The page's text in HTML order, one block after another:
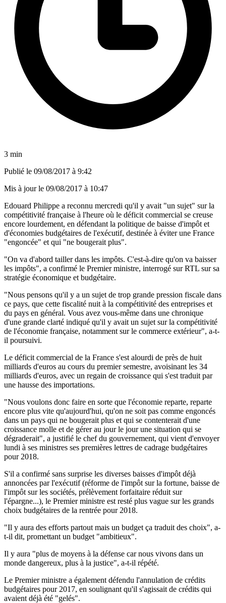
3 min
Publié le 09/08/2017 à 9:42
Mis à jour le 09/08/2017 à 10:47
Edouard Philippe a reconnu mercredi qu'il y avait "un sujet" sur la
compétitivité française à l'heure où le déficit commercial se creuse
encore lourdement, en défendant la politique de baisse d'impôt et
d'économies budgétaires de l'exécutif, destinée à éviter une France
"engoncée" et qui "ne bougerait plus".
"On va d'abord tailler dans les impôts. C'est-à-dire qu'on va baisser
les impôts", a confirmé le Premier ministre, interrogé sur RTL sur sa
stratégie économique et budgétaire.
"Nous pensons qu'il y a un sujet de trop grande pression fiscale dans
ce pays, que cette fiscalité nuit à la compétitivité des entreprises et
du pays en général. Vous avez vous-même dans une chronique
d'une grande clarté indiqué qu'il y avait un sujet sur la compétitivité
de l'économie française, notamment sur le commerce extérieur", a-t-
il poursuivi.
Le déficit commercial de la France s'est alourdi de près de huit
milliards d'euros au cours du premier semestre, avoisinant les 34
milliards d'euros, avec un regain de croissance qui s'est traduit par
une hausse des importations.
"Nous voulons donc faire en sorte que l'économie reparte, reparte
encore plus vite qu'aujourd'hui, qu'on ne soit pas comme engoncés
dans un pays qui ne bougerait plus et qui se contenterait d'une
croissance molle et de gérer au jour le jour une situation qui se
dégraderait", a justifié le chef du gouvernement, qui vient d'envoyer
lundi à ses ministres ses premières lettres de cadrage budgétaires
pour 2018.
S'il a confirmé sans surprise les diverses baisses d'impôt déjà
annoncées par l'exécutif (réforme de l'impôt sur la fortune, baisse de
l'impôt sur les sociétés, prélèvement forfaitaire réduit sur
l'épargne...), le Premier ministre est resté plus vague sur les grands
choix budgétaires de la rentrée pour 2018.
"Il y aura des efforts partout mais un budget ça traduit des choix", a-
t-il dit, promettant un budget "ambitieux".
Il y aura "plus de moyens à la défense car nous vivons dans un
monde dangereux, plus à la justice", a-t-il répété.
Le Premier ministre a également défendu l'annulation de crédits
budgétaires pour 2017, en soulignant qu'il s'agissait de crédits qui
avaient déjà été "gelés".